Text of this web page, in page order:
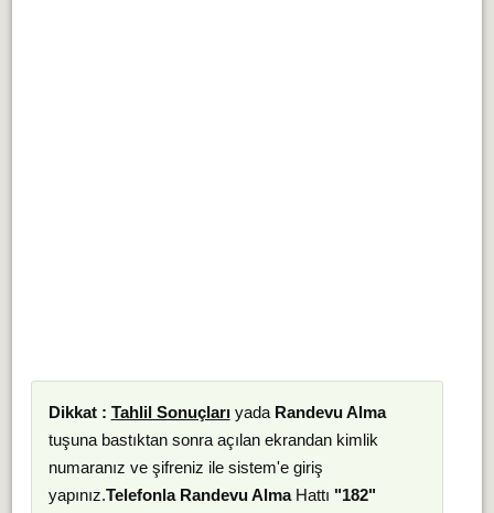
Dikkat : Tahlil Sonuçlarıyada Randevu Alma
tuşuna bastıktan sonra açılan ekrandan kimlik
numaranız ve şifreniz ile sistem'e giriş
yapınız.Telefonla Randevu AlmaHattı "182"